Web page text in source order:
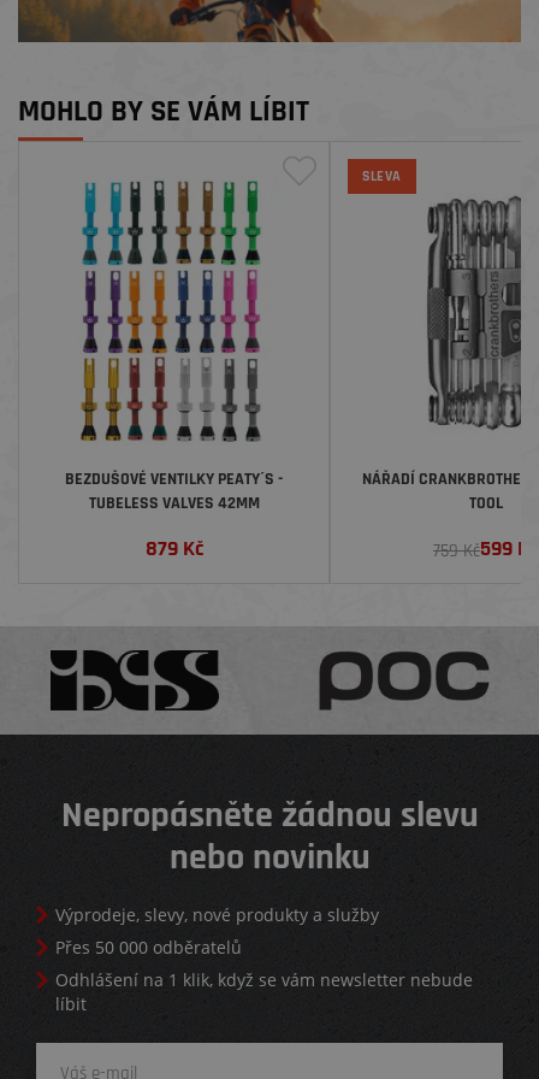
MOHLO BY SE VÁM LÍBIT
BEZDUŠOVÉ VENTILKY PEATY´S -
TUBELESS VALVES 42MM
879Kč
SLEVA
NÁŘADÍ
TOOL
759 Kč599 Kč
Nepropásněte žádnou slevu
nebo novinku
Výprodeje, slevy, nové produkty a služby
Přes 50 000 odběratelů
Odhlášení na 1 klik, když se vám newsletter nebude
líbit